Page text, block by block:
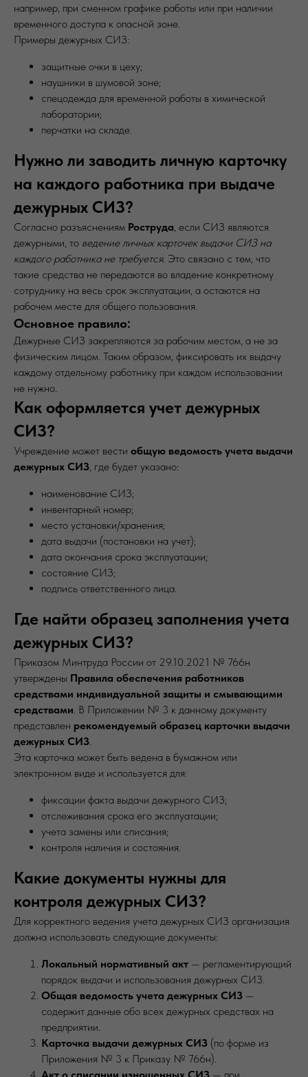
например, при сменном графике работы или при наличии
временного доступа к опасной зоне.
Примеры дежурных СИЗ:
защитные очки в цеху;
наушники в шумовой зоне;
спецодежда для временной работы в химической
лаборатории;
перчатки на складе.
Нужно ли заводить личную карточку
на каждого работника при выдаче
дежурных СИЗ?
Согласно разъяснениям Роструда, если СИЗ являются
дежурными, то ведение личных карточек выдачи СИЗ на
каждого работника не требуется. Это связано с тем, что
такие средства не передаются во владение конкретному
сотруднику на весь срок эксплуатации, а остаются на
рабочем месте для общего пользования.
Основное правило:
Дежурные СИЗ закрепляются за рабочим местом, а не за
физическим лицом. Таким образом, фиксировать их выдачу
каждому отдельному работнику при каждом использовании
не нужно.
Как оформляется учет дежурных
СИЗ?
Учреждение может вести общую ведомость учета выдачи
дежурных СИЗ, где будет указано:
наименование СИЗ;
инвентарный номер;
место установки/хранения;
дата выдачи (постановки на учет);
дата окончания срока эксплуатации;
состояние СИЗ;
подпись ответственного лица.
Где найти образец заполнения учета
дежурных СИЗ?
Приказом Минтруда России от 29.10.2021 № 766н
утверждены Правила обеспечения работников
средствами индивидуальной защиты и смывающими
средствами. В Приложении № 3 к данному документу
представлен рекомендуемый образец карточки выдачи
дежурных СИЗ.
Эта карточка может быть ведена в бумажном или
электронном виде и используется для:
фиксации факта выдачи дежурного СИЗ;
отслеживания срока его эксплуатации;
учета замены или списания;
контроля наличия и состояния.
Какие документы нужны для
контроля дежурных СИЗ?
Для корректного ведения учета дежурных СИЗ организация
должна использовать следующие документы:
Локальный нормативный акт — регламентирующий
порядок выдачи и использования дежурных СИЗ.
Общая ведомость учета дежурных СИЗ —
содержит данные обо всех дежурных средствах на
предприятии.
Карточка выдачи дежурных СИЗ (по форме из
Приложения № 3 к Приказу № 766н).